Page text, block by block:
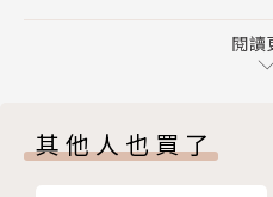
壽的機能性成分，這些成
日常保健╳對症改善╳亞
脂質與脂肪酸
閱讀
其他人也買了